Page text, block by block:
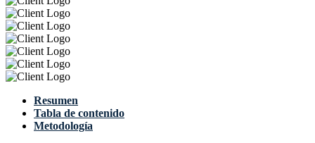
Resumen
Tabla de contenido
Metodología